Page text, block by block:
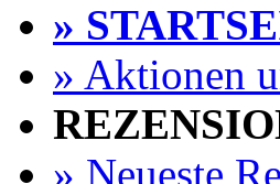
»
» Aktionen
» Neueste